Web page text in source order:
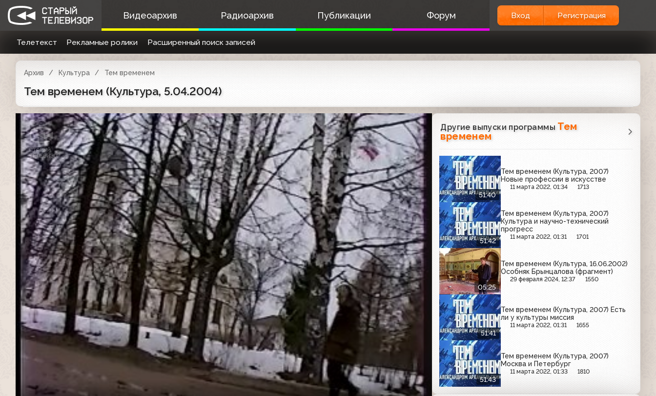
Видеоархив Радиоархив Публикации Форум Вход Регистрация
Телетекст Рекламные ролики Расширенный поиск записей
Архив Культура Тем временем
Тем временем (Культура, 5.04.2004)
Другие выпуски программы Тем
временем
51:40
Тем временем (Культура, 2007)
Новые профессии в искусстве
11 марта 2022, 01:34 1713
51:42
Тем временем (Культура, 2007)
Культура и научно-технический
прогресс
11 марта 2022, 01:31 1701
05:25
Тем временем (Культура, 16.06.2002)
Особняк Брынцалова (фрагмент)
29 февраля 2024, 12:37 1550
51:41
Тем временем (Культура, 2007) Есть
ли у культуры миссия
11 марта 2022, 01:31 1655
51:43
Тем временем (Культура, 2007)
Москва и Петербург
11 марта 2022, 01:33 1810